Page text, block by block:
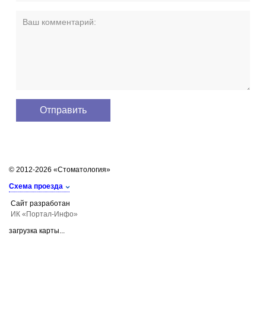
© 2012-2026 «Стоматология»
Схема проезда
Сайт разработан
ИК «Портал-Инфо»
загрузка карты...